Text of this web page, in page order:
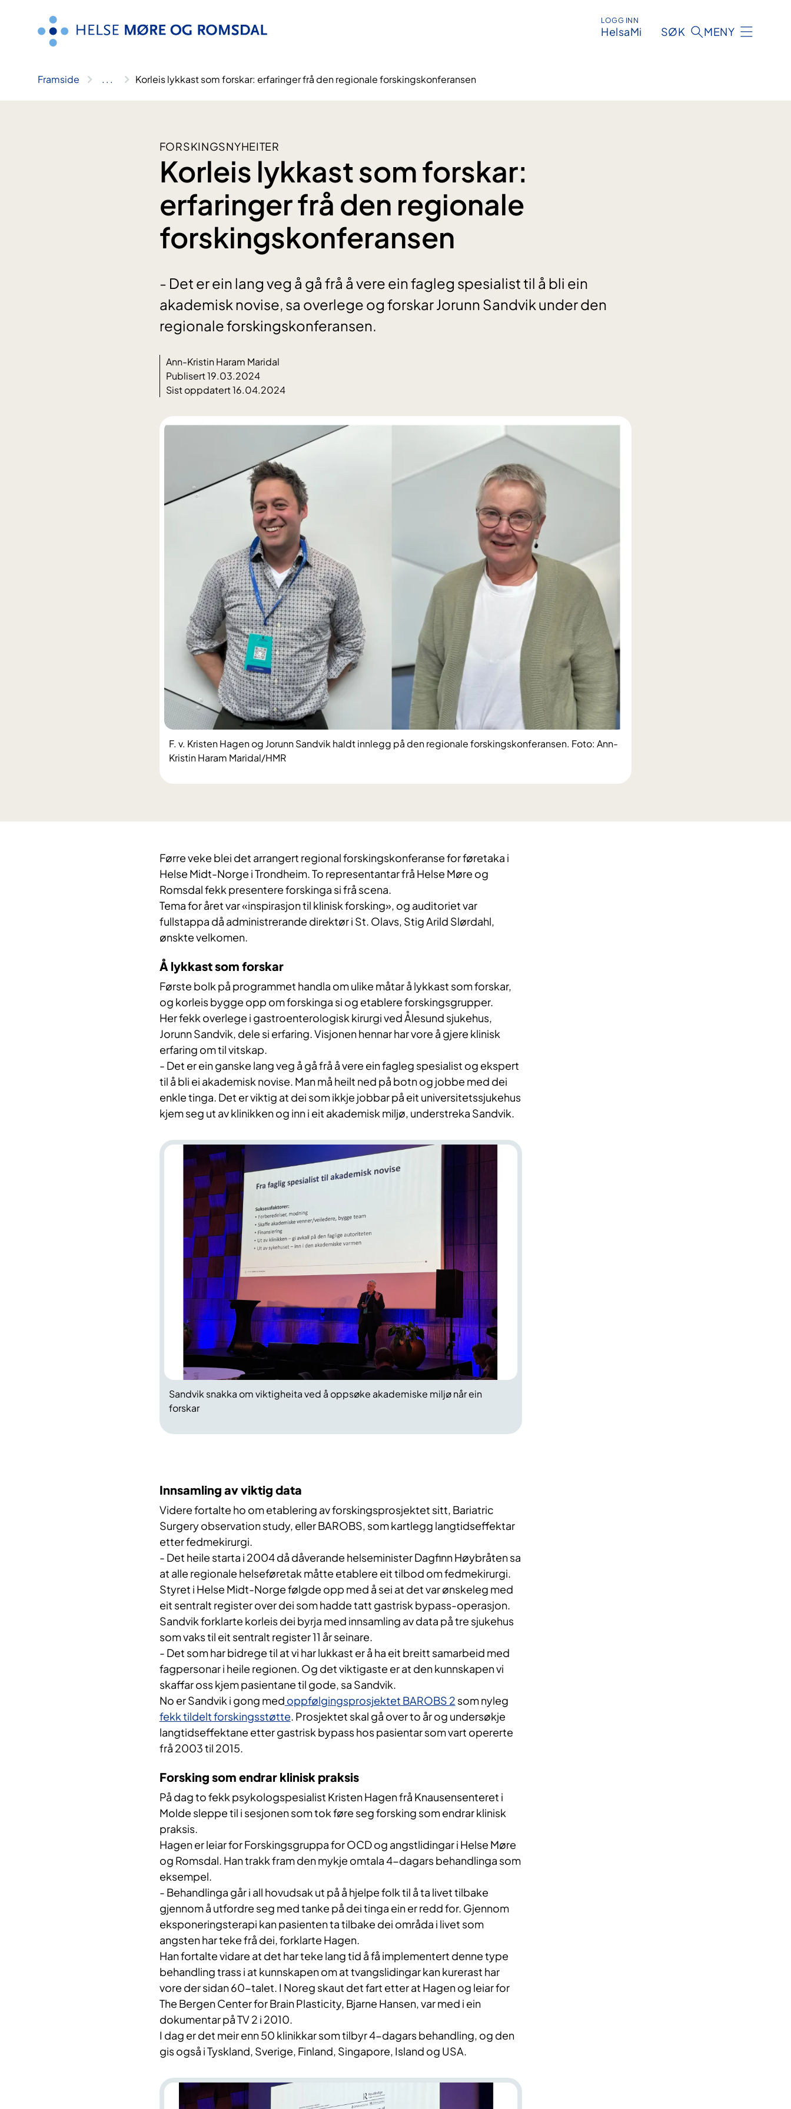
LOGG INN
HelsaMi SØK MENY
Framside .. . Korleis lykkast som forskar: erfaringer frå den regionale forskingskonferansen
FORSKINGSNYHEITER
Korleis lykkast som forskar:
erfaringer frå den regionale
forskingskonferansen
- Det er ein lang veg å gå frå å vere ein fagleg spesialist til å bli ein
akademisk novise, sa overlege og forskar Jorunn Sandvik under den
regionale forskingskonferansen.
Ann-Kristin Haram Maridal
Publisert 19.03.2024
Sist oppdatert 16.04.2024
F. v. Kristen Hagen og Jorunn Sandvik haldt innlegg på den regionale forskingskonferansen. Foto: Ann-
Kristin Haram Maridal/HMR
Førre veke blei det arrangert regional forskingskonferanse for føretaka i
Helse Midt-Norge i Trondheim. To representantar frå Helse Møre og
Romsdal fekk presentere forskinga si frå scena.
Tema for året var «inspirasjon til klinisk forsking», og auditoriet var
fullstappa då administrerande direktør i St. Olavs, Stig Arild Slørdahl,
ønskte velkomen.
Å lykkast som forskar
Første bolk på programmet handla om ulike måtar å lykkast som forskar,
og korleis bygge opp om forskinga si og etablere forskingsgrupper.
Her fekk overlege i gastroenterologisk kirurgi ved Ålesund sjukehus,
Jorunn Sandvik, dele si erfaring. Visjonen hennar har vore å gjere klinisk
erfaring om til vitskap.
- Det er ein ganske lang veg å gå frå å vere ein fagleg spesialist og ekspert
til å bli ei akademisk novise. Man må heilt ned på botn og jobbe med dei
enkle tinga. Det er viktig at dei som ikkje jobbar på eit universitetssjukehus
kjem seg ut av klinikken og inn i eit akademisk miljø, understreka Sandvik.
Sandvik snakka om viktigheita ved å oppsøke akademiske miljø når ein
forskar
Innsamling av viktig data
Videre fortalte ho om etablering av forskingsprosjektet sitt, Bariatric
Surgery observation study, eller BAROBS, som kartlegg langtidseffektar
etter fedmekirurgi.
- Det heile starta i 2004 då dåverande helseminister Dagfinn Høybråten sa
at alle regionale helseføretak måtte etablere eit tilbod om fedmekirurgi.
Styret i Helse Midt-Norge følgde opp med å sei at det var ønskeleg med
eit sentralt register over dei som hadde tatt gastrisk bypass-operasjon.
Sandvik forklarte korleis dei byrja med innsamling av data på tre sjukehus
som vaks til eit sentralt register 11 år seinare.
- Det som har bidrege til at vi har lukkast er å ha eit breitt samarbeid med
fagpersonar i heile regionen. Og det viktigaste er at den kunnskapen vi
skaffar oss kjem pasientane til gode, sa Sandvik.
No er Sandvik i gong med oppfølgingsprosjektet BAROBS 2 som nyleg
fekk tildelt forskingsstøtte. Prosjektet skal gå over to år og undersøkje
langtidseffektane etter gastrisk bypass hos pasientar som vart opererte
frå 2003 til 2015.
Forsking som endrar klinisk praksis
På dag to fekk psykologspesialist Kristen Hagen frå Knausensenteret i
Molde sleppe til i sesjonen som tok føre seg forsking som endrar klinisk
praksis.
Hagen er leiar for Forskingsgruppa for OCD og angstlidingar i Helse Møre
og Romsdal. Han trakk fram den mykje omtala 4-dagars behandlinga som
eksempel.
- Behandlinga går i all hovudsak ut på å hjelpe folk til å ta livet tilbake
gjennom å utfordre seg med tanke på dei tinga ein er redd for. Gjennom
eksponeringsterapi kan pasienten ta tilbake dei områda i livet som
angsten har teke frå dei, forklarte Hagen.
Han fortalte vidare at det har teke lang tid å få implementert denne type
behandling trass i at kunnskapen om at tvangslidingar kan kurerast har
vore der sidan 60-talet. I Noreg skaut det fart etter at Hagen og leiar for
The Bergen Center for Brain Plasticity, Bjarne Hansen, var med i ein
dokumentar på TV 2 i 2010.
I dag er det meir enn 50 klinikkar som tilbyr 4-dagars behandling, og den
gis også i Tyskland, Sverige, Finland, Singapore, Island og USA.